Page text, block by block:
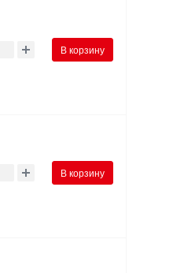
В корзину
В корзину